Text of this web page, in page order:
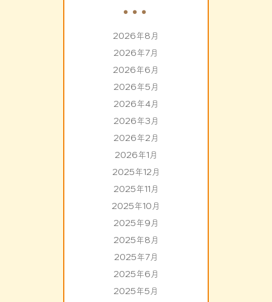
2026年8月
2026年7月
2026年6月
2026年5月
2026年4月
2026年3月
2026年2月
2026年1月
2025年12月
2025年11月
2025年10月
2025年9月
2025年8月
2025年7月
2025年6月
2025年5月